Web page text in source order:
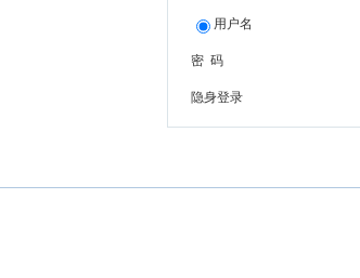
用户名
密 码
隐身登录